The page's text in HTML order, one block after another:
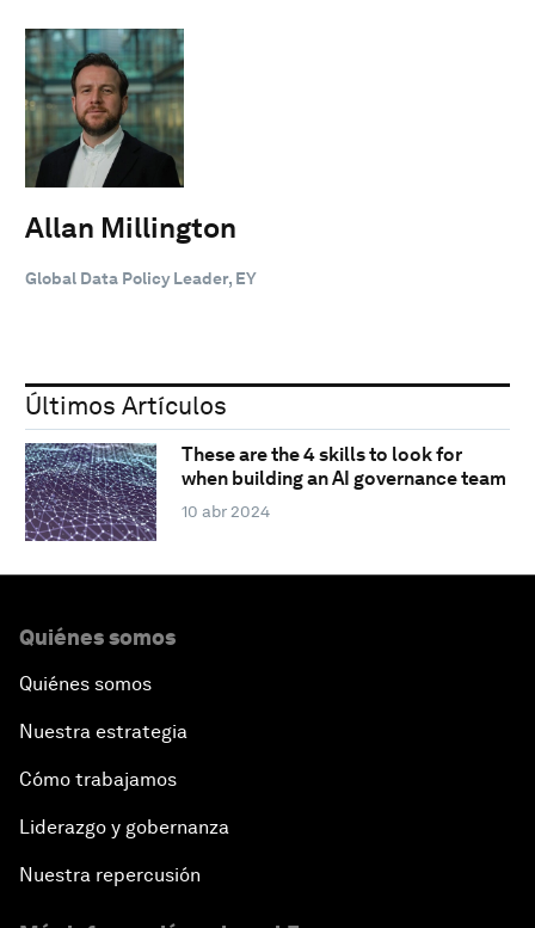
Allan Millington
Global Data Policy Leader, EY
Últimos Artículos
These are the 4 skills to look for
when building an AI governance team
10 abr 2024
Quiénes somos
Quiénes somos
Nuestra estrategia
Cómo trabajamos
Liderazgo y gobernanza
Nuestra repercusión